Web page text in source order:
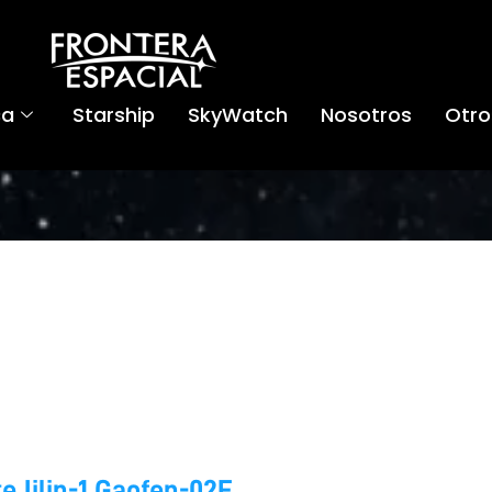
Starship SkyWatch Nosotros